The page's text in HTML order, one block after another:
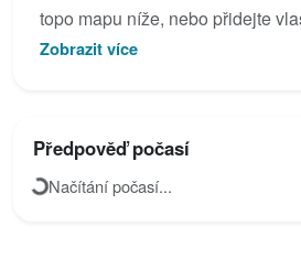
topo mapu níže, nebo přidejte
Klettersteig.
Zobrazit více
Předpověď počasí
Načítání počasí...